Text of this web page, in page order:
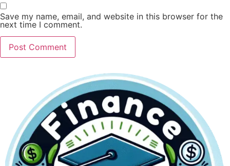
Save my name, email, and website in this browser for the
next time I comment.